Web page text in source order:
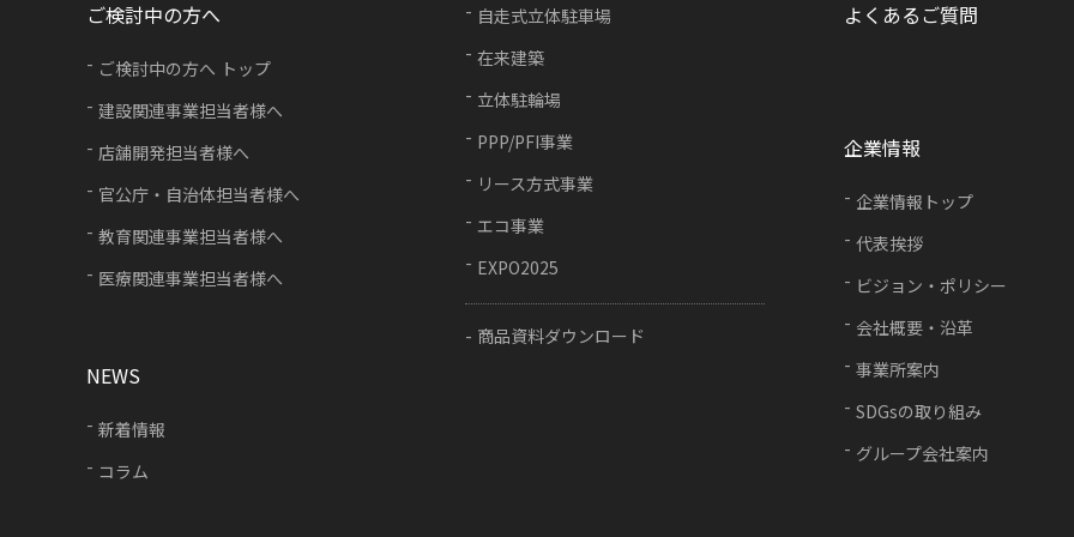
自走式立体駐車場
在来建築
立体駐輪場
PPP/PFI事業
リース方式事業
エコ事業
EXPO2025
商品資料ダウンロード
よくあるご質問
ご検討中の方へ
ご検討中の方へ トップ
建設関連事業担当者様へ
店舗開発担当者様へ
官公庁・自治体担当者様へ
教育関連事業担当者様へ
医療関連事業担当者様へ
企業情報
企業情報トップ
代表挨拶
ビジョン・ポリシー
会社概要・沿革
事業所案内
SDGsの取り組み
グループ会社案内
NEWS
新着情報
コラム